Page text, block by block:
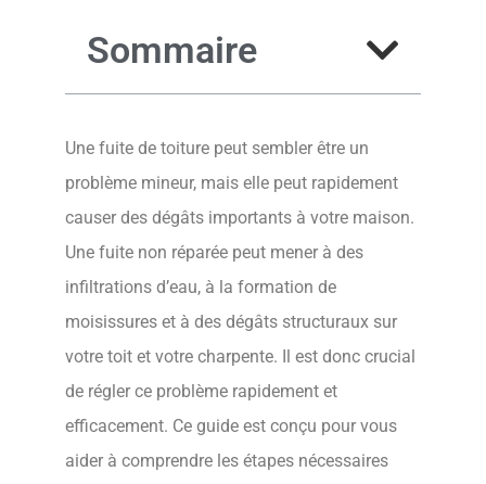
Sommaire
Une fuite de toiture peut sembler être un
problème mineur, mais elle peut rapidement
causer des dégâts importants à votre maison.
Une fuite non réparée peut mener à des
infiltrations d’eau, à la formation de
moisissures et à des dégâts structuraux sur
votre toit et votre charpente. Il est donc crucial
de régler ce problème rapidement et
efficacement. Ce guide est conçu pour vous
aider à comprendre les étapes nécessaires